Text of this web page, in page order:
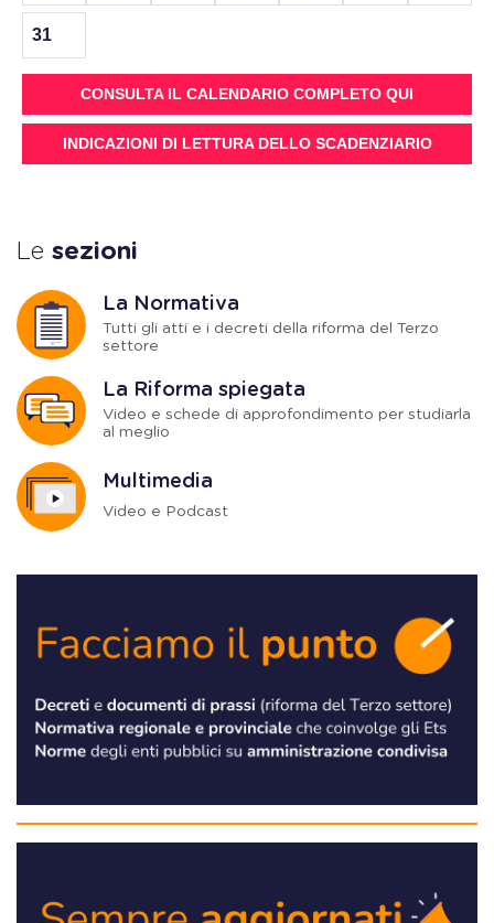
31
CONSULTA IL CALENDARIO COMPLETO QUI
INDICAZIONI DI LETTURA DELLO SCADENZIARIO
Le sezioni
La Normativa
Tutti gli atti e i decreti della riforma del Terzo
settore
La Riforma spiegata
Video e schede di approfondimento per studiarla
al meglio
Multimedia
Video e Podcast